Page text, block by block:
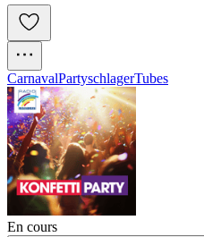
CarnavalPartyschlagerTubes
En cours